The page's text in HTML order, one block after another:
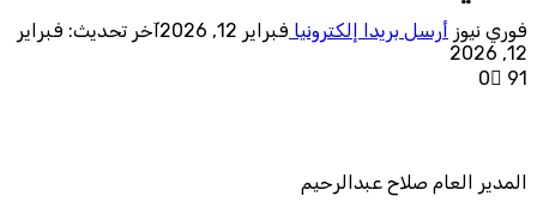
فوري نيوز أرسل بريدا إلكترونيا فبراير 12, 2026
آخر تحديث: فبراير
12, 2026
0
91
المدير العام صلاح عبدالرحيم